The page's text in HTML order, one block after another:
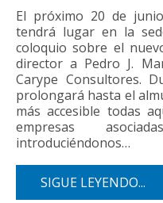
El próximo 20 de
tendrá lugar en la
coloquio sobre el
director a Pedro J.
Carype Consultores.
prolongará hasta el
más accesible todas
empresas
introduciéndonos…
SIGUE LEYENDO...